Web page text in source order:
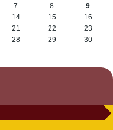
7 8
9
14 15
16
21 22
23
28 29
30